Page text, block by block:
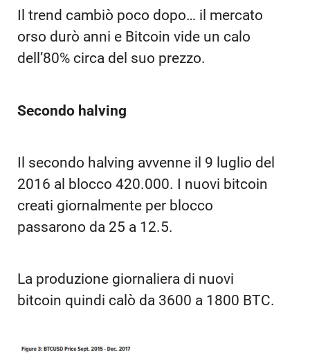
Il trend cambiò poco dopo… il mercato
orso durò anni e Bitcoin vide un calo
dell’80% circa del suo prezzo.
Secondo halving
Il secondo halving avvenne il 9 luglio del
2016 al blocco 420.000. I nuovi bitcoin
creati giornalmente per blocco
passarono da 25 a 12.5.
La produzione giornaliera di nuovi
bitcoin quindi calò da 3600 a 1800 BTC.